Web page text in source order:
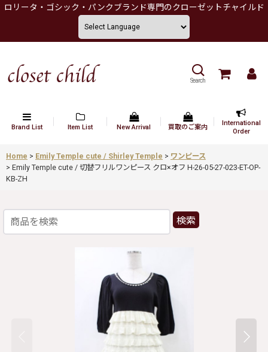
ロリータ・ゴシック・パンクブランド専門のクローゼットチャイルド
Search
Brand List Item List New Arrival 買取のご案内
International
Order
Home > Emily Temple cute / Shirley Temple > ワンピース
> Emily Temple cute / 切替フリルワンピース クロ×オフ H-26-05-27-023-ET-OP-
KB-ZH
検索